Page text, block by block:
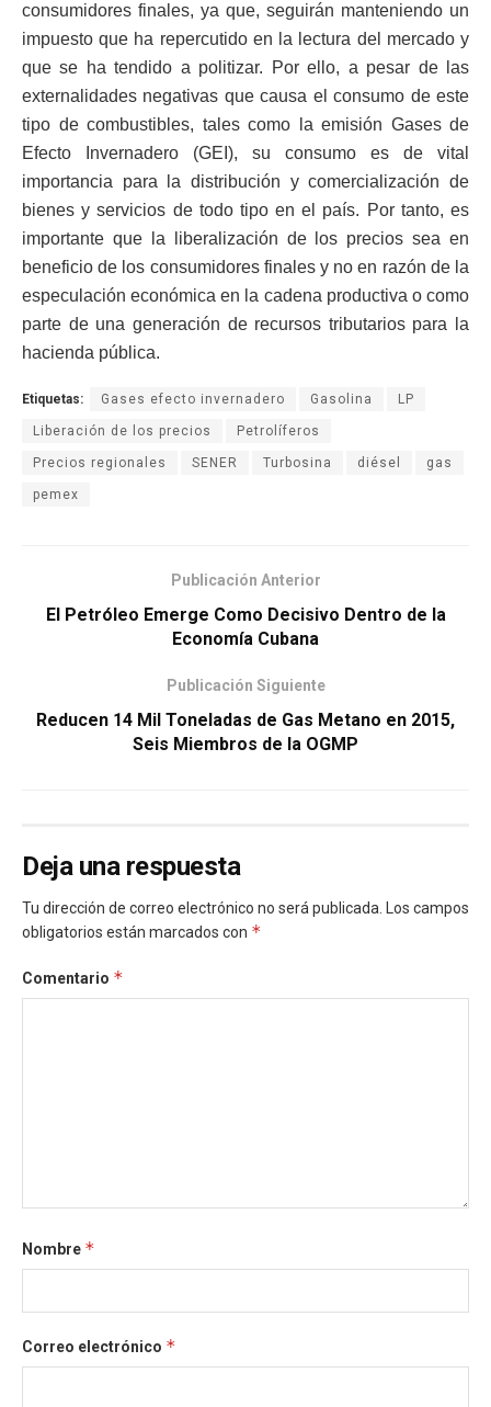
consumidores finales, ya que, seguirán manteniendo un
impuesto que ha repercutido en la lectura del mercado y
que se ha tendido a politizar. Por ello, a pesar de las
externalidades negativas que causa el consumo de este
tipo de combustibles, tales como la emisión Gases de
Efecto Invernadero (GEI), su consumo es de vital
importancia para la distribución y comercialización de
bienes y servicios de todo tipo en el país. Por tanto, es
importante que la liberalización de los precios sea en
beneficio de los consumidores finales y no en razón de la
especulación económica en la cadena productiva o como
parte de una generación de recursos tributarios para la
hacienda pública.
Etiquetas: Gases efecto invernadero Gasolina LP
Liberación de los precios Petrolíferos
Precios regionales SENER Turbosina diésel gas
pemex
Publicación Anterior
El Petróleo Emerge Como Decisivo Dentro de la
Economía Cubana
Publicación Siguiente
Reducen 14 Mil Toneladas de Gas Metano en 2015,
Seis Miembros de la OGMP
Deja una respuesta
Tu dirección de correo electrónico no será publicada. Los campos
obligatorios están marcados con *
Comentario *
Nombre *
Correo electrónico *